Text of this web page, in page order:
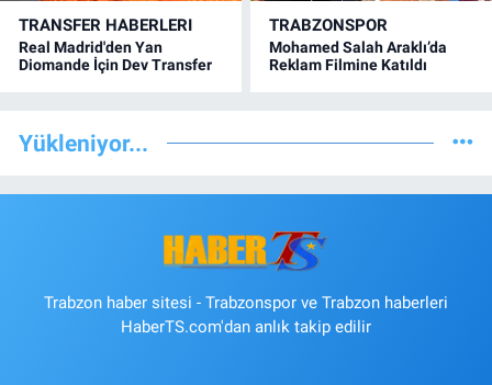
TRANSFER HABERLERI
Real Madrid'den Yan
Diomande İçin Dev Transfer
TRABZONSPOR
Mohamed Salah Araklı’da
Reklam Filmine Katıldı
Yükleniyor...
Trabzon haber sitesi - Trabzonspor ve Trabzon haberleri
HaberTS.com'dan anlık takip edilir